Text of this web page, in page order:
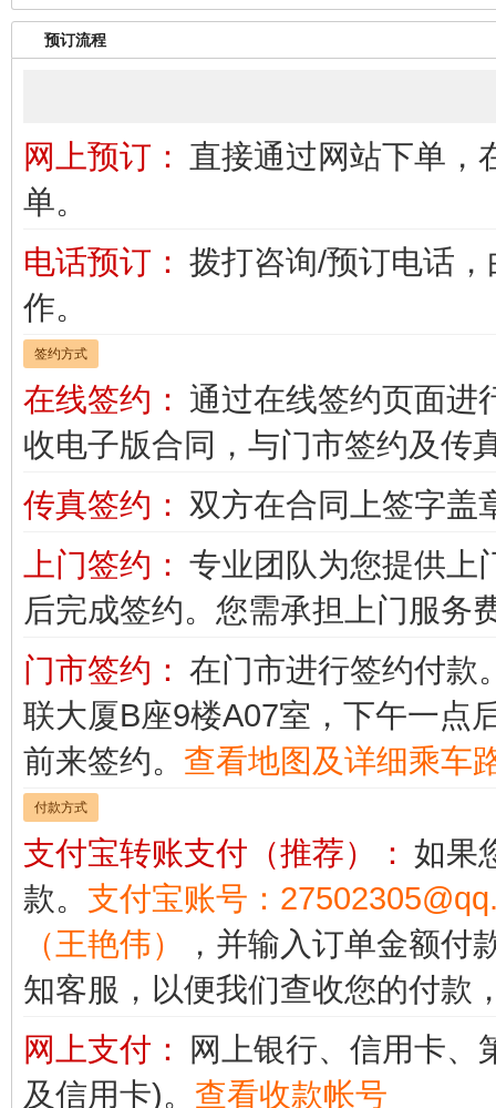
预订流程
网上预订： 直接通过网站下单，
单。
电话预订： 拨打咨询/预订电话
作。
签约方式
在线签约： 通过在线签约页面进
收电子版合同，与门市签约及传
传真签约： 双方在合同上签字盖
上门签约： 专业团队为您提供上
后完成签约。您需承担上门服务
门市签约： 在门市进行签约付款
联大厦B座9楼A07室，下午一点
前来签约。 查看地图及详细乘车
付款方式
支付宝转账支付（推荐）： 如果
款。 支付宝账号：
（王艳伟）
，并输入订单金额付
知客服，以便我们查收您的付款
网上支付： 网上银行、信用卡、
及信用卡)。 查看收款帐号